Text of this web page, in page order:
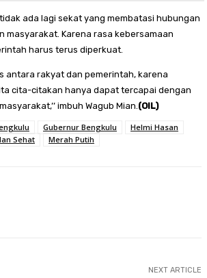
ada lagi sekat yang membatasi hubungan
masyarakat. Karena rasa kebersamaan
harus terus diperkuat.
antara rakyat dan pemerintah, karena
cita-citakan hanya dapat tercapai dengan
imbuh Wagub Mian.(OIL)
Gubernur Bengkulu
Helmi Hasan
Sehat Merah Putih
NEXT ARTICLE